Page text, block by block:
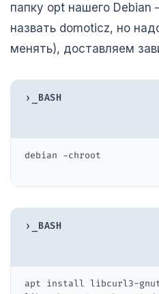
папку opt нашего
назвать domoticz, но
менять), доставляем
›_ BASH
debian -chroot
›_ BASH
apt install libcurl3-